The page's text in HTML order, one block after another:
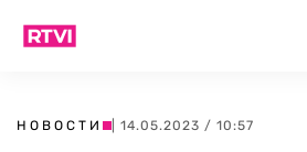
НОВОСТИ | 14.05.2023 / 10:57